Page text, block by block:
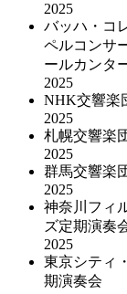
2025
バッハ・コ
ペルコンサ
ールカンタ
2025
NHK交響楽
2025
札幌交響楽
2025
群馬交響楽
2025
神奈川フィ
ズ定期演奏
2025
東京シティ
期演奏会